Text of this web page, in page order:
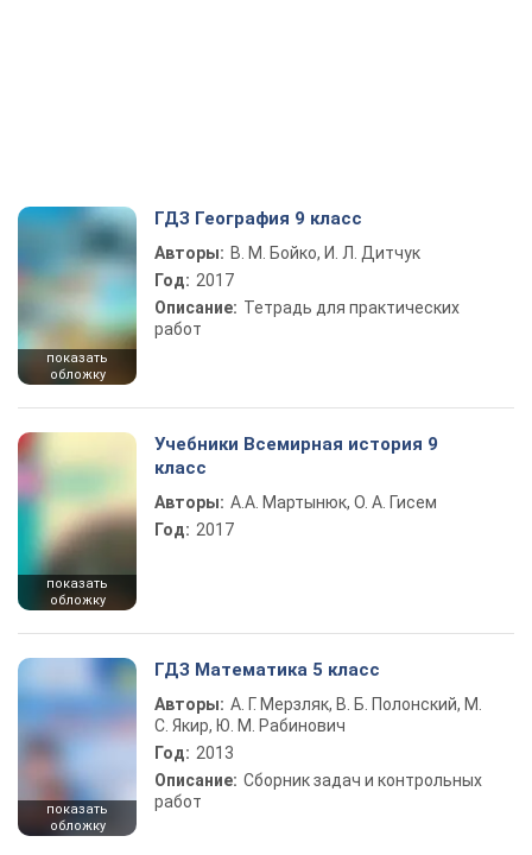
показать
обложку
ГДЗ География 9 класс
Авторы: В. М. Бойко, И. Л. Дитчук
Год: 2017
Описание: Тетрадь для практических
работ
показать
обложку
Учебники Всемирная история 9
класс
Авторы: А.А. Мартынюк, О. А. Гисем
Год: 2017
показать
обложку
ГДЗ Математика 5 класс
Авторы: А. Г. Мерзляк, В. Б. Полонский, М.
С. Якир, Ю. М. Рабинович
Год: 2013
Описание: Сборник задач и контрольных
работ